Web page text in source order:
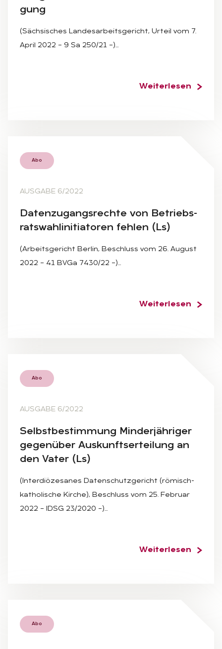
gung
(Sächsisches Landesarbeitsgericht, Urteil vom 7.
April 2022 – 9 Sa 250/21 –)…
Weiterlesen
Abo
AUSGABE 6/2022
Da­ten­zu­gangs­rech­te von Be­triebs­
rats­wahl­in­itia­to­ren feh­len (Ls)
(Arbeitsgericht Berlin, Beschluss vom 26. August
2022 – 41 BVGa 7430/22 –)…
Weiterlesen
Abo
AUSGABE 6/2022
Selbst­be­stim­mung Min­der­jäh­ri­ger
ge­gen­über Aus­kunfts­er­tei­lung an
den Va­ter (Ls)
(Interdiözesanes Datenschutzgericht (römisch-
katholische Kirche), Beschluss vom 25. Februar
2022 – IDSG 23/2020 –)…
Weiterlesen
Abo